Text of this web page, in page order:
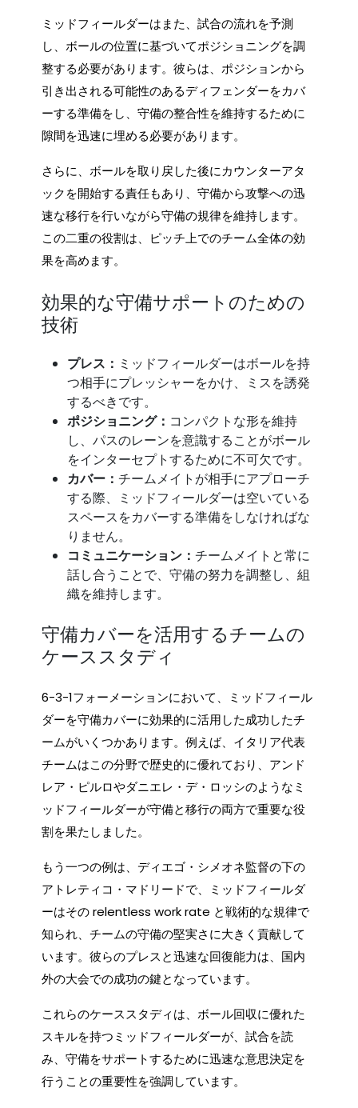
ミッドフィールダーはまた、試合の流れを予測
し、ボールの位置に基づいてポジショニングを調
整する必要があります。彼らは、ポジションから
引き出される可能性のあるディフェンダーをカバ
ーする準備をし、守備の整合性を維持するために
隙間を迅速に埋める必要があります。
さらに、ボールを取り戻した後にカウンターアタ
ックを開始する責任もあり、守備から攻撃への迅
速な移行を行いながら守備の規律を維持します。
この二重の役割は、ピッチ上でのチーム全体の効
果を高めます。
効果的な守備サポートのための
技術
プレス： ミッドフィールダーはボールを持
つ相手にプレッシャーをかけ、ミスを誘発
するべきです。
ポジショニング： コンパクトな形を維持
し、パスのレーンを意識することがボール
をインターセプトするために不可欠です。
カバー： チームメイトが相手にアプローチ
する際、ミッドフィールダーは空いている
スペースをカバーする準備をしなければな
りません。
コミュニケーション： チームメイトと常に
話し合うことで、守備の努力を調整し、組
織を維持します。
守備カバーを活用するチームの
ケーススタディ
6-3-1フォーメーションにおいて、ミッドフィール
ダーを守備カバーに効果的に活用した成功したチ
ームがいくつかあります。例えば、イタリア代表
チームはこの分野で歴史的に優れており、アンド
レア・ピルロやダニエレ・デ・ロッシのようなミ
ッドフィールダーが守備と移行の両方で重要な役
割を果たしました。
もう一つの例は、ディエゴ・シメオネ監督の下の
アトレティコ・マドリードで、ミッドフィールダ
ーはその relentless work rate と戦術的な規律で
知られ、チームの守備の堅実さに大きく貢献して
います。彼らのプレスと迅速な回復能力は、国内
外の大会での成功の鍵となっています。
これらのケーススタディは、ボール回収に優れた
スキルを持つミッドフィールダーが、試合を読
み、守備をサポートするために迅速な意思決定を
行うことの重要性を強調しています。